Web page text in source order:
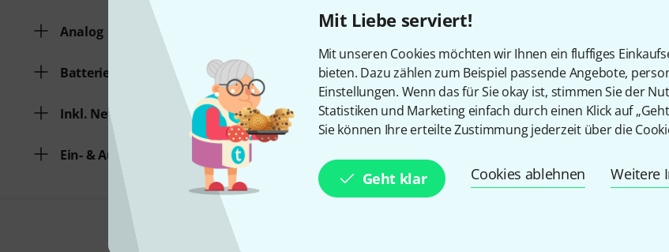
Mit Liebe serviert!
Mit unseren Cookies möchten wir Ihnen ein fluffiges
bieten. Dazu zählen zum Beispiel passende Angebote,
Einstellungen. Wenn das für Sie okay ist, stimmen Sie der
Statistiken und Marketing einfach durch einen Klick auf
Sie können Ihre erteilte Zustimmung jederzeit über die
Geht klar Cookies ablehnen Weitere
Analog
Batteriebetrieb
Inkl. Netzteil
Ein- & Ausgangs Konfiguration
Kostenloser
Alle Preise